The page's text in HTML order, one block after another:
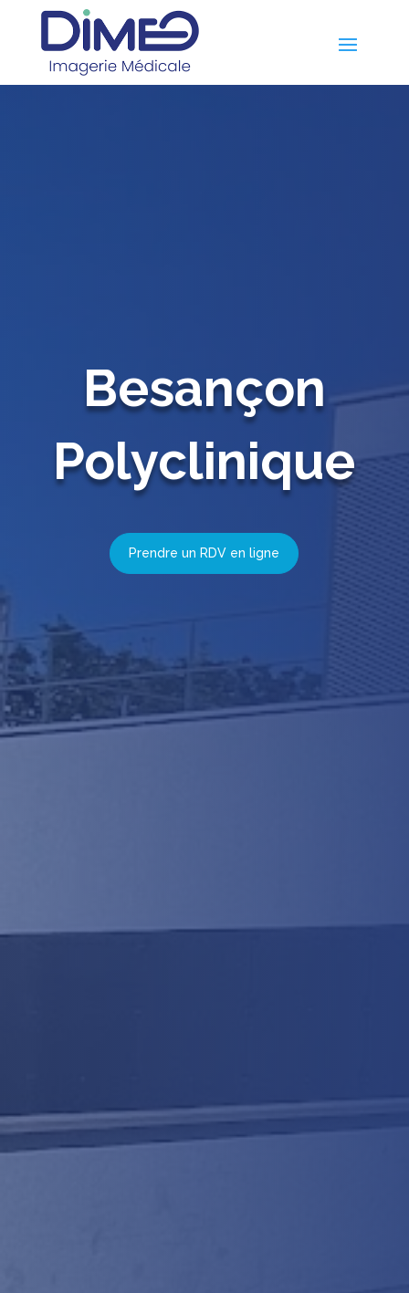
Besançon
Polyclinique
Prendre un RDV en ligne